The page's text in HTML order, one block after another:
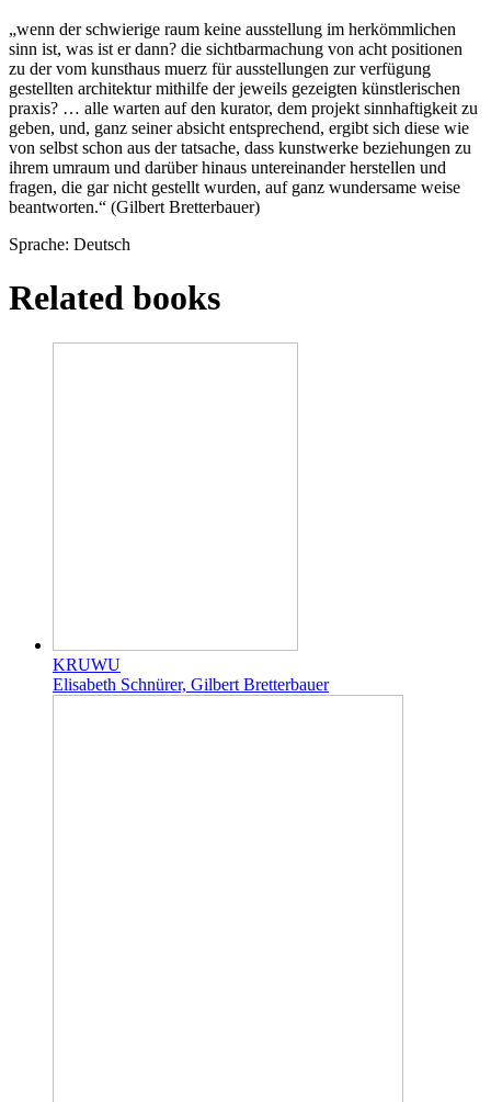
„wenn der schwierige raum keine ausstellung im herkömmlichen
sinn ist, was ist er dann? die sichtbarmachung von acht positionen
zu der vom kunsthaus muerz für ausstellungen zur verfügung
gestellten architektur mithilfe der jeweils gezeigten künstlerischen
praxis? … alle warten auf den kurator, dem projekt sinnhaftigkeit zu
geben, und, ganz seiner absicht entsprechend, ergibt sich diese wie
von selbst schon aus der tatsache, dass kunstwerke beziehungen zu
ihrem umraum und darüber hinaus untereinander herstellen und
fragen, die gar nicht gestellt wurden, auf ganz wundersame weise
beantworten.“ (Gilbert Bretterbauer)
Sprache: Deutsch
Related books
KRUWU
Elisabeth Schnürer, Gilbert Bretterbauer